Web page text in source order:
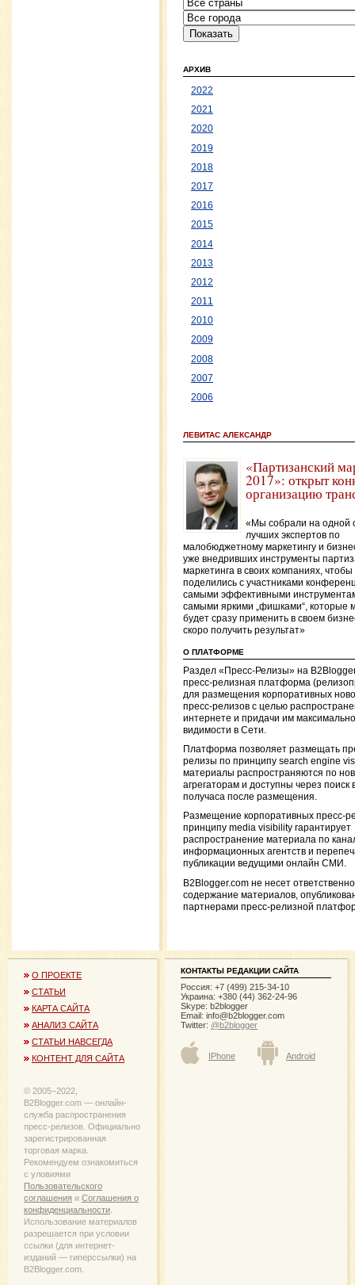
АРХИВ
2022
2021
2020
2019
2018
2017
2016
2015
2014
2013
2012
2011
2010
2009
2008
2007
2006
ЛЕВИТАС АЛЕКСАНДР
«Партизанский
2017»: открыт
организацию
«Мы собрали на одной
лучших экспертов по
малобюджетному маркетингу и
уже внедривших инструменты
маркетинга в своих компаниях, чтобы
поделились с участниками
самыми эффективными
самыми яркими „фишками“, которые
будет сразу применить в своем
скоро получить результат»
О ПЛАТФОРМЕ
Раздел «Пресс-Релизы» на
пресс-релизная платформа
для размещения корпоративных
пресс-релизов с целью
интернете и придачи им
видимости в Сети.
Платформа позволяет размещать
релизы по принципу search engine
материалы распространяются по
агрегаторам и доступны через поиск
получаса после размещения.
Размещение корпоративных пресс-
принципу media visibility гарантирует
распространение материала по
информационных агентств и
публикации ведущими онлайн СМИ.
B2Blogger.com не несет
содержание материалов,
партнерами пресс-релизной
О ПРОЕКТЕ
СТАТЬИ
КАРТА САЙТА
АНАЛИЗ САЙТА
СТАТЬИ НАВСЕГДА
КОНТЕНТ ДЛЯ САЙТА
© 2005−2022,
B2Blogger.com — онлайн-
служба распространения
пресс-релизов. Официально
зарегистрированная
торговая марка.
Рекомендуем ознакомиться
с уловиями
Пользовательского
соглашения и Соглашения о
конфиденциальности.
Использование материалов
разрешается при условии
ссылки (для интернет-
изданий — гиперссылки) на
B2Blogger.com.
КОНТАКТЫ РЕДАКЦИИ САЙТА
Россия: +7 (499) 215-34-10
Украина: +380 (44) 362-24-96
Skype: b2blogger
Email: info@b2blogger.com
Twitter: @b2blogger
IPhone Android